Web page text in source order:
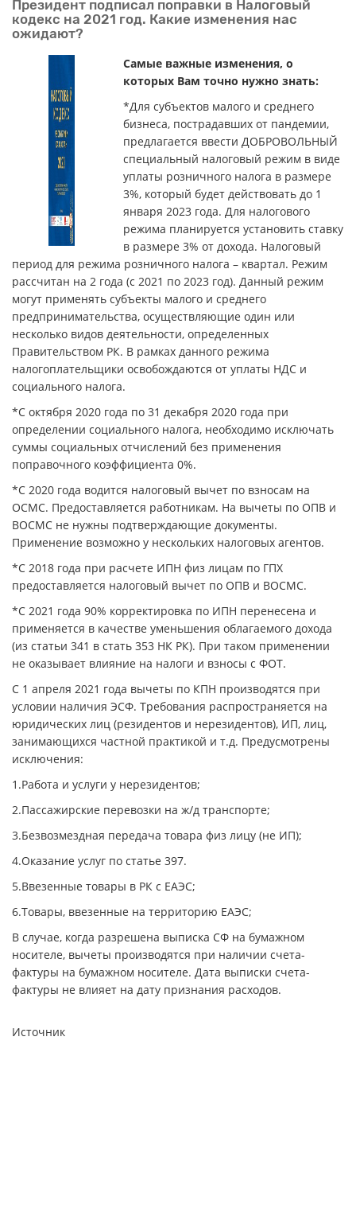
Президент подписал поправки в Налоговый
кодекс на 2021 год. Какие изменения нас
ожидают?
Самые важные изменения, о
которых Вам точно нужно знать:
*Для субъектов малого и среднего
бизнеса, пострадавших от пандемии,
предлагается ввести ДОБРОВОЛЬНЫЙ
специальный налоговый режим в виде
уплаты розничного налога в размере
3%, который будет действовать до 1
января 2023 года. Для налогового
режима планируется установить ставку
в размере 3% от дохода. Налоговый
период для режима розничного налога – квартал. Режим
рассчитан на 2 года (с 2021 по 2023 год). Данный режим
могут применять субъекты малого и среднего
предпринимательства, осуществляющие один или
несколько видов деятельности, определенных
Правительством РК. В рамках данного режима
налогоплательщики освобождаются от уплаты НДС и
социального налога.
*С октября 2020 года по 31 декабря 2020 года при
определении социального налога, необходимо исключать
суммы социальных отчислений без применения
поправочного коэффициента 0%.
*С 2020 года водится налоговый вычет по взносам на
ОСМС. Предоставляется работникам. На вычеты по ОПВ и
ВОСМС не нужны подтверждающие документы.
Применение возможно у нескольких налоговых агентов.
*С 2018 года при расчете ИПН физ лицам по ГПХ
предоставляется налоговый вычет по ОПВ и ВОСМС.
*С 2021 года 90% корректировка по ИПН перенесена и
применяется в качестве уменьшения облагаемого дохода
(из статьи 341 в стать 353 НК РК). При таком применении
не оказывает влияние на налоги и взносы с ФОТ.
С 1 апреля 2021 года вычеты по КПН производятся при
условии наличия ЭСФ. Требования распространяется на
юридических лиц (резидентов и нерезидентов), ИП, лиц,
занимающихся частной практикой и т.д. Предусмотрены
исключения:
1.Работа и услуги у нерезидентов;
2.Пассажирские перевозки на ж/д транспорте;
3.Безвозмездная передача товара физ лицу (не ИП);
4.Оказание услуг по статье 397.
5.Ввезенные товары в РК с ЕАЭС;
6.Товары, ввезенные на территорию ЕАЭС;
В случае, когда разрешена выписка СФ на бумажном
носителе, вычеты производятся при наличии счета-
фактуры на бумажном носителе. Дата выписки счета-
фактуры не влияет на дату признания расходов.
Источник